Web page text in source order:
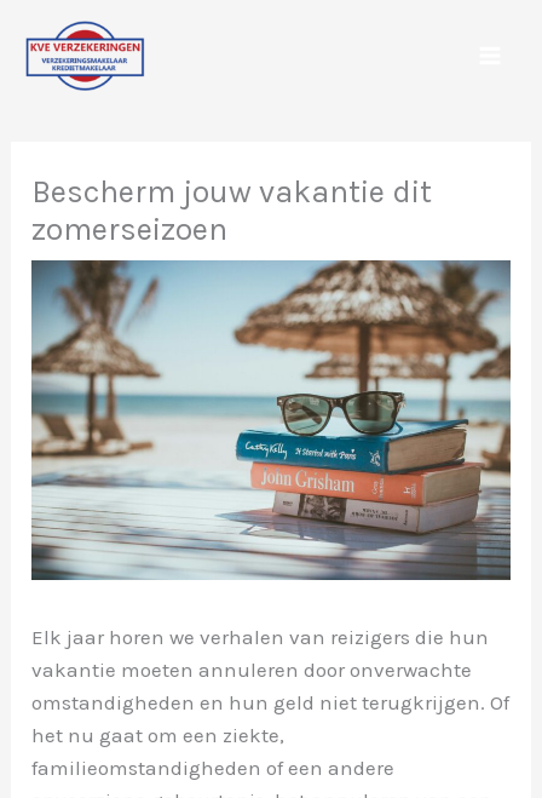
naar
Bescherm jouw vakantie dit
zomerseizoen
Elk jaar horen we verhalen van reizigers die hun
vakantie moeten annuleren door onverwachte
omstandigheden en hun geld niet terugkrijgen. Of
het nu gaat om een ziekte,
familieomstandigheden of een andere